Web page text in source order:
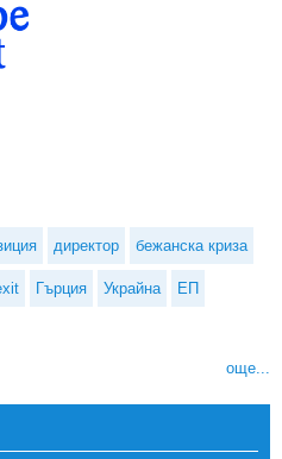
директор бежанска криза
Гърция Украйна ЕП
още...